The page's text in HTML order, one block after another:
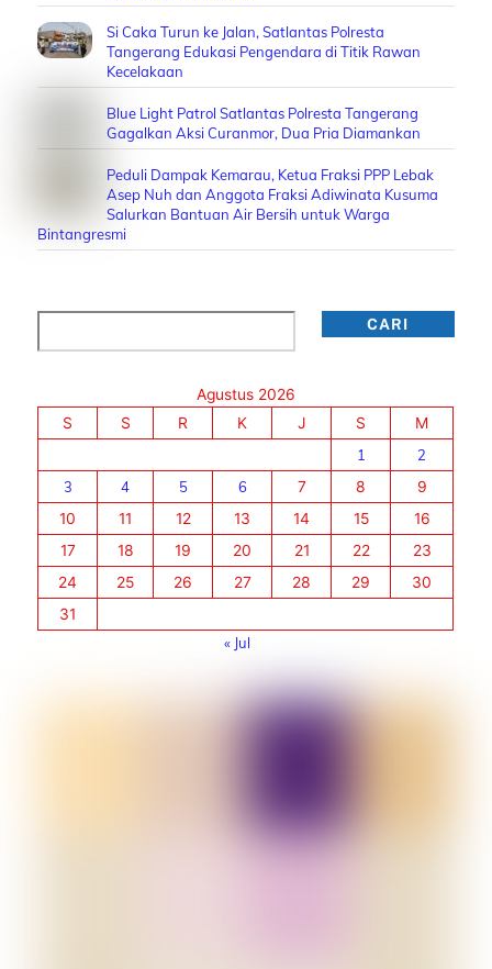
Si Caka Turun ke Jalan, Satlantas Polresta
Tangerang Edukasi Pengendara di Titik Rawan
Kecelakaan
Blue Light Patrol Satlantas Polresta Tangerang
Gagalkan Aksi Curanmor, Dua Pria Diamankan
Peduli Dampak Kemarau, Ketua Fraksi PPP Lebak
Asep Nuh dan Anggota Fraksi Adiwinata Kusuma
Salurkan Bantuan Air Bersih untuk Warga
Bintangresmi
CARI
Agustus 2026
S
S R K J S
M
1
2
3
4 5 6 7 8
9
10
11 12 13 14 15
16
17
18 19 20 21 22
23
24
25 26 27 28 29
30
31
« Jul